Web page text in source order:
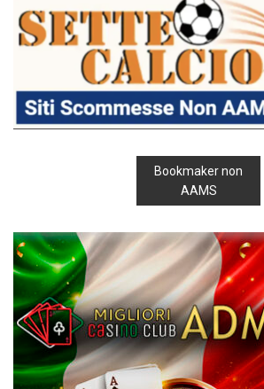
Bookmaker non
AAMS